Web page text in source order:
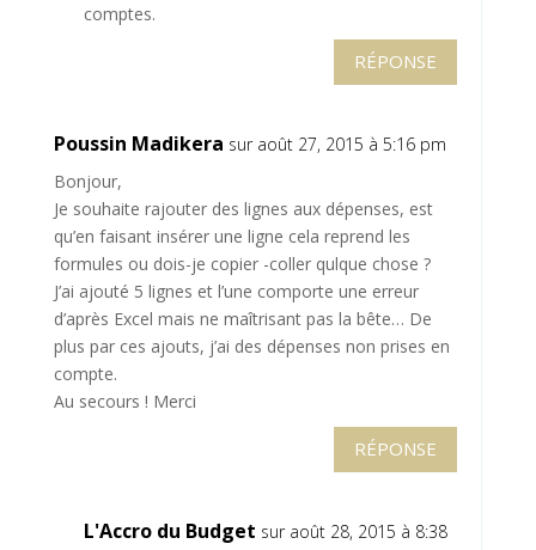
comptes.
RÉPONSE
Poussin Madikera sur août 27, 2015 à 5:16 pm
Bonjour,
Je souhaite rajouter des lignes aux dépenses, est
qu’en faisant insérer une ligne cela reprend les
formules ou dois-je copier -coller qulque chose ?
J’ai ajouté 5 lignes et l’une comporte une erreur
d’après Excel mais ne maîtrisant pas la bête… De
plus par ces ajouts, j’ai des dépenses non prises en
compte.
Au secours ! Merci
RÉPONSE
L'Accro du Budget sur août 28, 2015 à 8:38